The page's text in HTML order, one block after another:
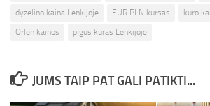
dyzelino kaina Lenkijoje
EUR PLN kursas
kuro
Orlen kainos
pigus kuras Lenkijoje
JUMS TAIP PAT GALI PATIKTI...